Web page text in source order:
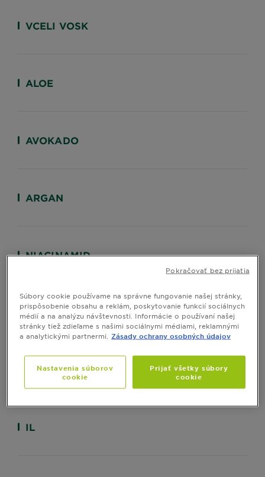
VCELI VOSK
ALOE
AVOKADO
ARGAN
NIACINAMID
MICELY
PHA
IL
Súbory cookie používame na správne fungovanie našej stránky,
prispôsobenie obsahu a reklám, poskytovanie funkcií sociálnych
médií a na analýzu návštevnosti. Informácie o používaní našej
stránky tiež zdieľame s našimi sociálnymi médiami, reklamnými
a analytickými partnermi.
Zásady ochrany osobných údajov
Nastavenia súborov
cookie
Prijať všetky súbory
cookie
Pokračovať bez prijatia